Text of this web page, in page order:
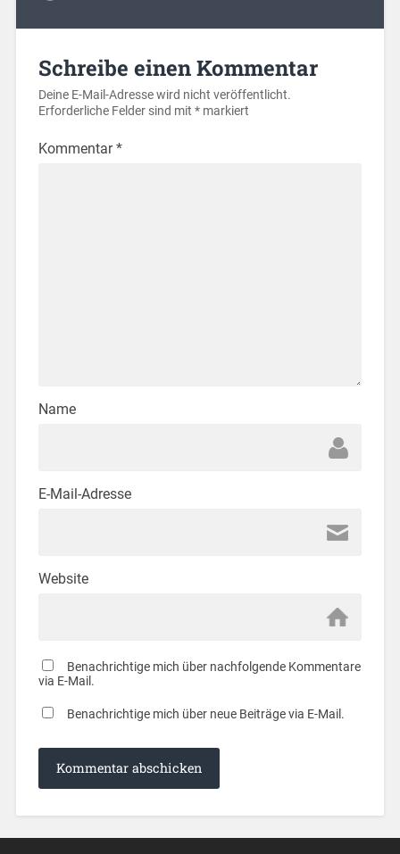
Schreibe einen Kommentar
Deine E-Mail-Adresse wird nicht veröffentlicht.
Erforderliche Felder sind mit *markiert
Kommentar*
Name
E-Mail-Adresse
Website
Benachrichtige mich über nachfolgende Kommentare
via E-Mail.
Benachrichtige mich über neue Beiträge via E-Mail.